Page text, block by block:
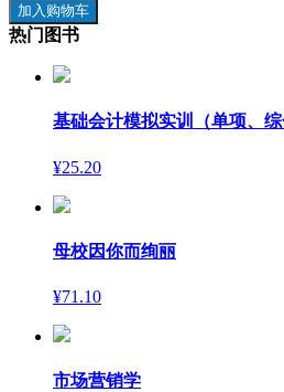
加入购物车
热门图书
基础会计模拟实训（单项、
¥25.20
母校因你而绚丽
¥71.10
市场营销学